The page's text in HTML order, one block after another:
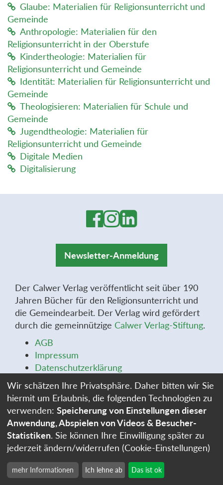
Glaube: Materialien für Religionsunterricht und
Gemeinde
Anthropologie: Materialien für den
Religionsunterricht in der Oberstufe
Kindertheologie: Materialien für
Religionsunterricht und Gemeinde
Identität: Materialien für Religionsunterricht und
Gemeinde
Theologisieren: Materialien für Schule und
Gemeinde
Jugendtheologie: Materialien für
Religionsunterricht und Gemeinde
Digitale Medien
Digitalisierung
Newsletter-Anmeldung
Der Calwer Verlag veröffentlicht seit über 190
Jahren Bücher für den Religionsunterricht und
die Gemeindearbeit. Der Verlag wird gefördert
durch die gemeinnützige Calwer Verlag-Stiftung.
AGB
Impressum
Datenschutzerklärung
Widerrufsbelehrung
Widerrufsformular
Stellenangebote
Cookie-Einstellungen
Wir schätzen Ihre Privatsphäre. Daher bitten wir Sie
hiermit um Erlaubnis, die folgenden Technologien zu
verwenden: Speicherung von Einstellungen dieser
Anwendung, Abspielen von Videos & Besucher-
Statistiken. Sie können Ihre Einwilligung später zu
jederzeit ändern/widerrufen (Cookie-Einstellungen)
mehr Informationen Ich lehne ab Das ist ok